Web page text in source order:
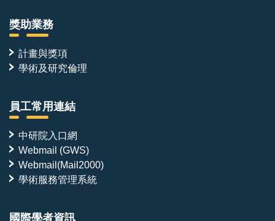
獎助業務
計畫與獎項
學術及研究倫理
員工常用連結
中研院入口網
Webmail (GWS)
Webmail(Mail2000)
學術服務管理系統
國際學者資訊